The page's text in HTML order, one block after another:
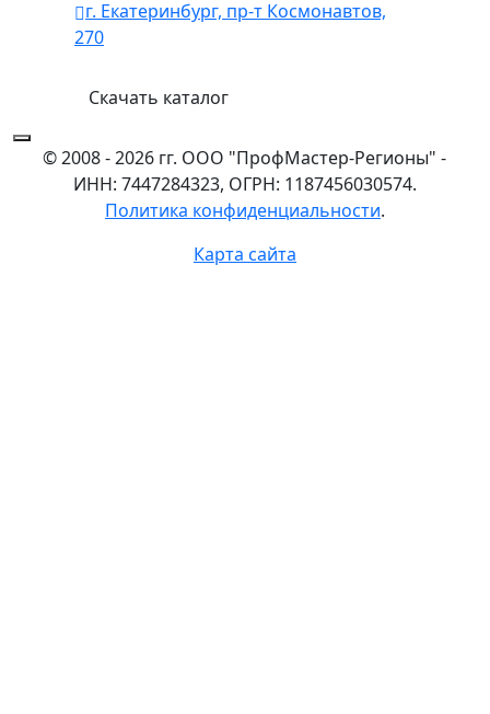
г. Екатеринбург, пр-т Космонавтов,
270
Скачать каталог
© 2008 - 2026 гг. ООО "ПрофМастер-Регионы" -
ИНН: 7447284323, ОГРН: 1187456030574.
Политика конфиденциальности.
Карта сайта